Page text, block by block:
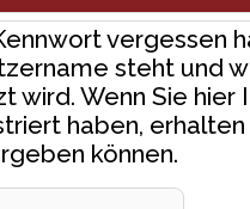
vergessen
steht und
wird. Wenn Sie
haben,
können.